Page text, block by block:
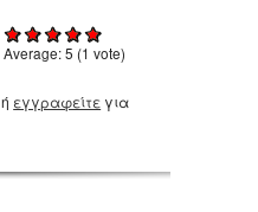
Average:5 (1 vote)
ή εγγραφείτε για